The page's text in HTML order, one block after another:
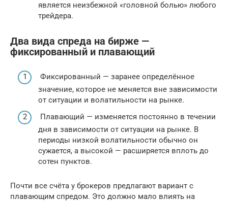
является неизбежной «головной болью» любого
трейдера.
Два вида спреда на бирже —
фиксированный и плавающий
Фиксированный — заранее определённое
значение, которое не меняется вне зависимости
от ситуации и волатильности на рынке.
Плавающий — изменяется постоянно в течении
дня в зависимости от ситуации на рынке. В
периоды низкой волатильности обычно он
сужается, а высокой — расширяется вплоть до
сотен пунктов.
Почти все счёта у брокеров предлагают вариант с
плавающим спредом. Это должно мало влиять на